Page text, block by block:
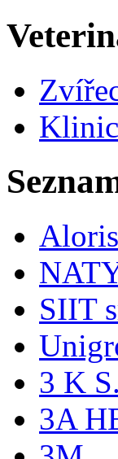
SIIT
3 K
3A